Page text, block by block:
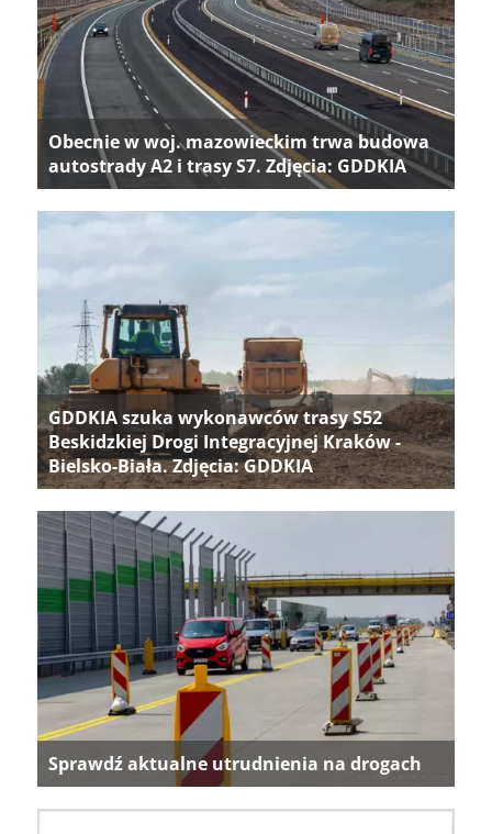
Obecnie w woj. mazowieckim trwa budowa
autostrady A2 i trasy S7. Zdjęcia: GDDKIA
GDDKIA szuka wykonawców trasy S52
Beskidzkiej Drogi Integracyjnej Kraków -
Bielsko-Biała. Zdjęcia: GDDKIA
Sprawdź aktualne utrudnienia na drogach